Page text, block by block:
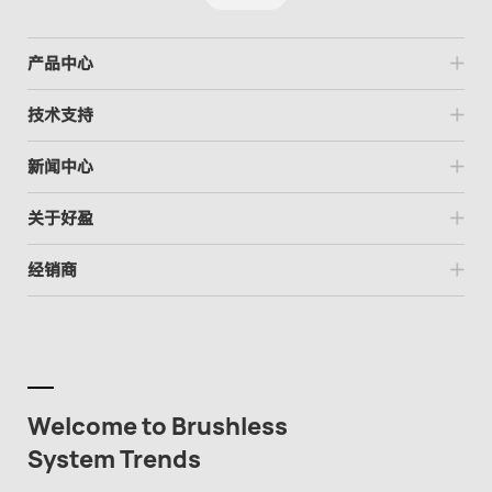
产品中心
技术支持
新闻中心
关于好盈
经销商
Welcome to Brushless
System Trends